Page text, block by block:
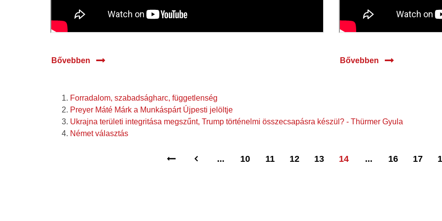
Bővebben Bővebben
Forradalom, szabadságharc, függetlenség
Preyer Máté Márk a Munkáspárt Újpesti jelöltje
Ukrajna területi integritása megszűnt, Trump történelmi összecsapásra készül? - Thürmer Gyula
Német választás
... 10 11 12 13 14 ... 16 17